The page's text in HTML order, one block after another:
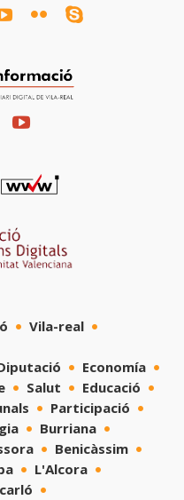
Vila-real
Economía
Salut
Educació
Participació
Burriana
Benicàssim
L'Alcora